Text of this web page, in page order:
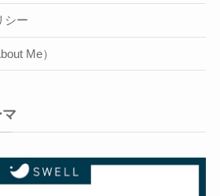
シー
Me）